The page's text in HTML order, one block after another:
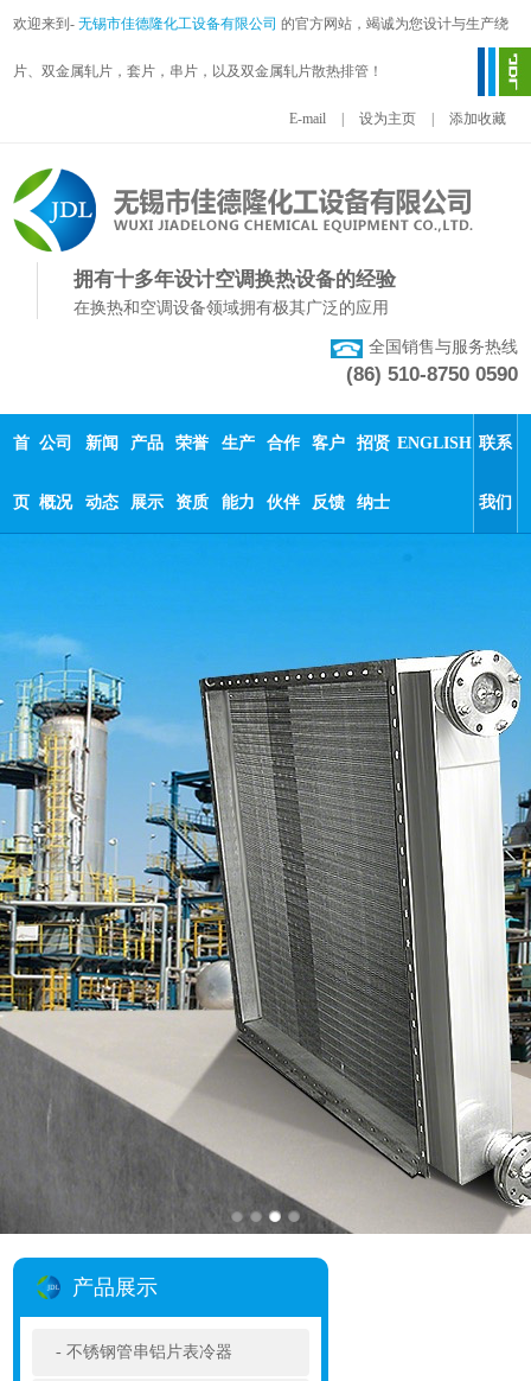
欢迎来到-无锡市佳德隆化工设备有限公司 的官方网站，竭诚为您设计与生产绕
片、双金属轧片，套片，串片，以及双金属轧片散热排管！
E-mail 设为主页 添加收藏
拥有十多年设计空调换热设备的经验
在换热和空调设备领域拥有极其广泛的应用
全国销售与服务热线
(86) 510-8750 0590
首
页
公司
概况
新闻
动态
产品
展示
荣誉
资质
生产
能力
合作
伙伴
客户
反馈
招贤
纳士
ENGLISH 联系
我们
产品展示
不锈钢管串铝片表冷器